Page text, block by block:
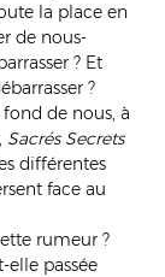
la place en
de nous-
? Et
?
de nous, à
Sacrés Secrets
différentes
face au
rumeur ?
elle passée